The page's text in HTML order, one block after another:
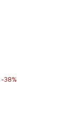
-38%